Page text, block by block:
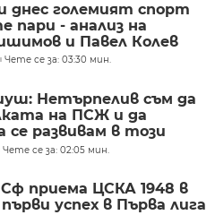
днес големият спорт
пари - анализ на
и Павел Колев
Чете се за: 03:30 мин.
Нетърпелив съм да
на ПСЖ и да
се развивам в този
Чете се за: 02:05 мин.
приема ЦСКА 1948 в
успех в Първа лига